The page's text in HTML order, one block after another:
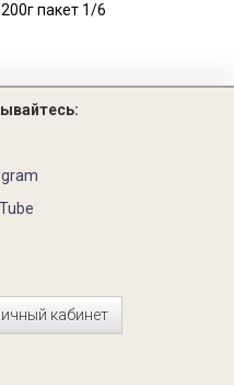
пакет 1/6
кабинет